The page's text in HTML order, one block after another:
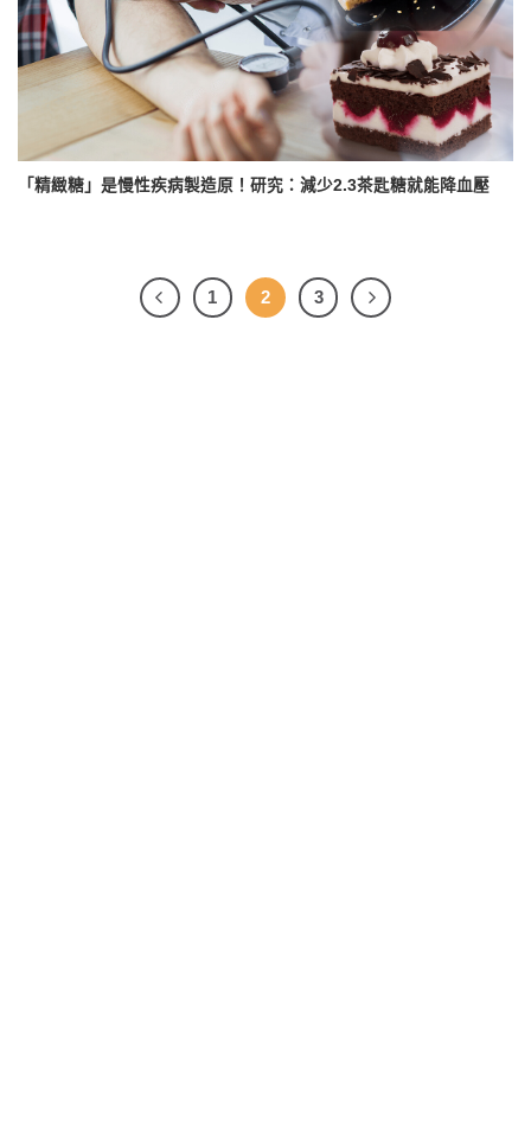
「精緻糖」是慢性疾病製造原！研究：減少2.3茶匙糖就能降血壓
1 2 3